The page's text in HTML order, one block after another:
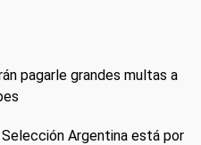
pagarle grandes multas a
Argentina está por